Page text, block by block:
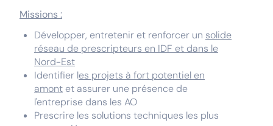
Missions :
Développer, entretenir et renforcer un solide
réseau de prescripteurs en IDF et dans le
Nord-Est
Identifier les projets à fort potentiel en
amont et assurer une présence de
l'entreprise dans les AO
Prescrire les solutions techniques les plus